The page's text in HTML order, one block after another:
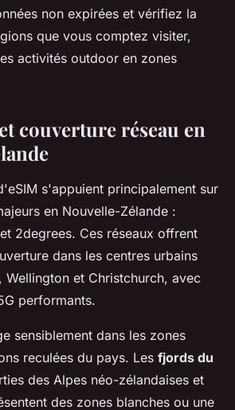
non expirées et vérifiez la
que vous comptez visiter,
activités outdoor en zones
couverture réseau en
s'appuient principalement sur
en Nouvelle-Zélande :
2degrees. Ces réseaux offrent
dans les centres urbains
Wellington et Christchurch, avec
performants.
sensiblement dans les zones
reculées du pays. Les fjords du
des Alpes néo-zélandaises et
des zones blanches ou une